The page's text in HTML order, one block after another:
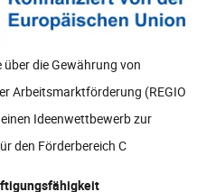
die Gewährung von
Arbeitsmarktförderung (REGIO
Ideenwettbewerb zur
den Förderbereich C